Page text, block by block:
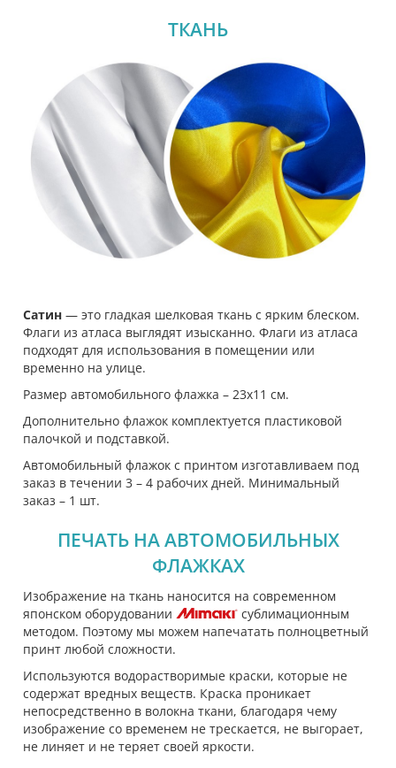
ТКАНЬ
Сатин — это гладкая шелковая ткань с ярким блеском.
Флаги из атласа выглядят изысканно. Флаги из атласа
подходят для использования в помещении или
временно на улице.
Размер автомобильного флажка – 23х11 см.
Дополнительно флажок комплектуется пластиковой
палочкой и подставкой.
Автомобильный флажок с принтом изготавливаем под
заказ в течении 3 – 4 рабочих дней. Минимальный
заказ – 1 шт.
ПЕЧАТЬ НА АВТОМОБИЛЬНЫХ
ФЛАЖКАХ
Изображение на ткань наносится на современном
японском оборудовании
сублимационным
методом. Поэтому мы можем напечатать полноцветный
принт любой сложности.
Используются водорастворимые краски, которые не
содержат вредных веществ. Краска проникает
непосредственно в волокна ткани, благодаря чему
изображение со временем не трескается, не выгорает,
не линяет и не теряет своей яркости.